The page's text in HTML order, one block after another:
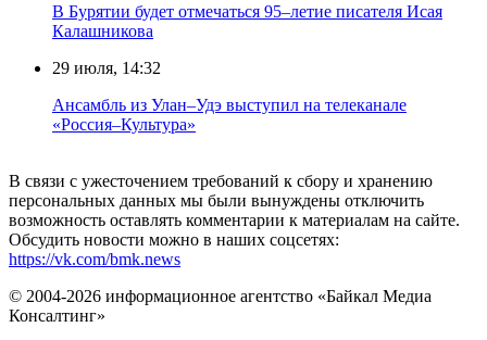
В Бурятии будет отмечаться 95–летие писателя Исая
Калашникова
29 июля, 14:32
Ансамбль из Улан–Удэ выступил на телеканале
«Россия–Культура»
В связи с ужесточением требований к сбору и хранению
персональных данных мы были вынуждены отключить
возможность оставлять комментарии к материалам на сайте.
Обсудить новости можно в наших соцсетях:
https://vk.com/bmk.news
© 2004-2026 информационное агентство «Байкал Медиа
Консалтинг»